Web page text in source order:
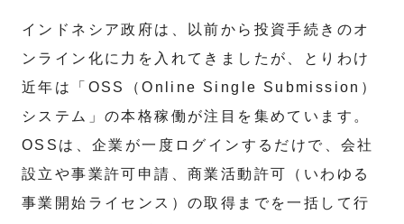
インドネシア政府は、以前から投資手続きのオ
ンライン化に力を入れてきましたが、とりわけ
近年は「OSS（Online Single Submission）
システム」の本格稼働が注目を集めています。
OSSは、企業が一度ログインするだけで、会社
設立や事業許可申請、商業活動許可（いわゆる
事業開始ライセンス）の取得までを一括して行